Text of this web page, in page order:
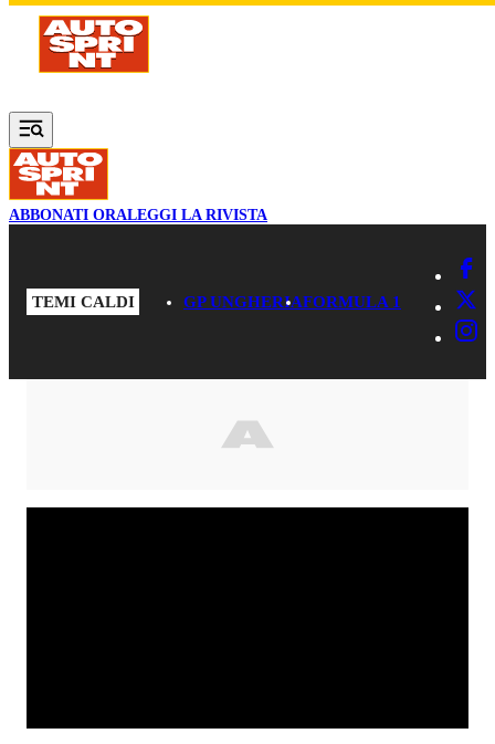
Vai al contenuto principale
ABBONATI ORALEGGI LA RIVISTA
TEMI CALDI GP UNGHERIAFORMULA 1